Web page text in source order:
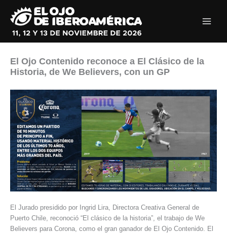
contenido
El Ojo Contenido reconoce a El Clásico de la
Historia, de We Believers, con un GP
El Jurado presidido por Ingrid Lira, Directora Creativa General de
Puerto Chile, reconoció “El clásico de la historia”, el trabajo de We
Believers para Corona, como el gran ganador de El Ojo Contenido. El